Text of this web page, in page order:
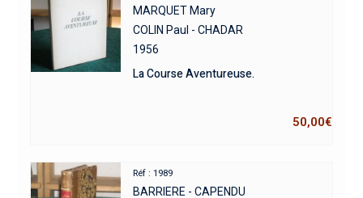
MARQUET Mary
COLIN Paul - CHADAR
1956
La Course Aventureuse.
50,00€
Réf : 1989
BARRIERE - CAPENDU